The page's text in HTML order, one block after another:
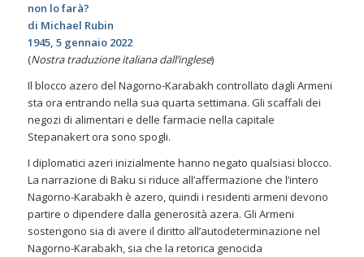
non lo farà?
di Michael Rubin
1945, 5 gennaio 2022
(Nostra traduzione italiana dall’inglese)
Il blocco azero del Nagorno-Karabakh controllato dagli Armeni
sta ora entrando nella sua quarta settimana. Gli scaffali dei
negozi di alimentari e delle farmacie nella capitale
Stepanakert ora sono spogli.
I diplomatici azeri inizialmente hanno negato qualsiasi blocco.
La narrazione di Baku si riduce all’affermazione che l’intero
Nagorno-Karabakh è azero, quindi i residenti armeni devono
partire o dipendere dalla generosità azera. Gli Armeni
sostengono sia di avere il diritto all’autodeterminazione nel
Nagorno-Karabakh, sia che la retorica genocida